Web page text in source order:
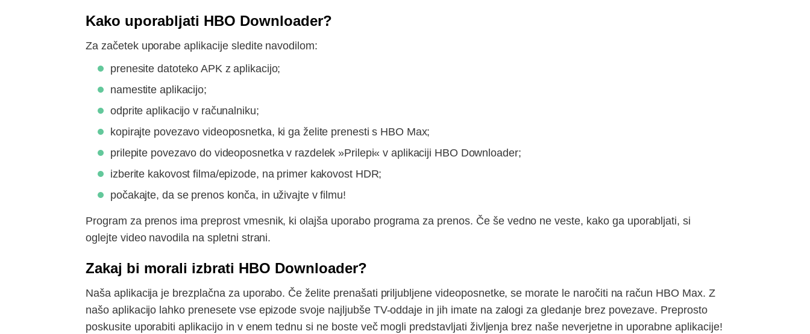
Kako uporabljati HBO Downloader?
Za začetek uporabe aplikacije sledite navodilom:
prenesite datoteko APK z aplikacijo;
namestite aplikacijo;
odprite aplikacijo v računalniku;
kopirajte povezavo videoposnetka, ki ga želite prenesti s HBO Max;
prilepite povezavo do videoposnetka v razdelek »Prilepi« v aplikaciji HBO Downloader;
izberite kakovost filma/epizode, na primer kakovost HDR;
počakajte, da se prenos konča, in uživajte v filmu!
Program za prenos ima preprost vmesnik, ki olajša uporabo programa za prenos. Če še vedno ne veste, kako ga uporabljati, si
oglejte video navodila na spletni strani.
Zakaj bi morali izbrati HBO Downloader?
Naša aplikacija je brezplačna za uporabo. Če želite prenašati priljubljene videoposnetke, se morate le naročiti na račun HBO Max. Z
našo aplikacijo lahko prenesete vse epizode svoje najljubše TV-oddaje in jih imate na zalogi za gledanje brez povezave. Preprosto
poskusite uporabiti aplikacijo in v enem tednu si ne boste več mogli predstavljati življenja brez naše neverjetne in uporabne aplikacije!